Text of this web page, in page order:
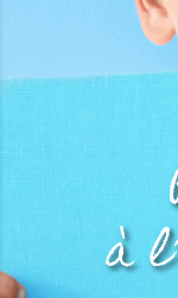
L’